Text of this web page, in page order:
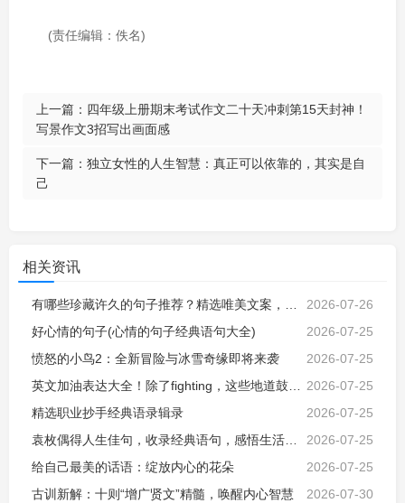
(责任编辑：佚名)
上一篇： 四年级上册期末考试作文二十天冲刺第15天封神！
写景作文3招写出画面感
下一篇： 独立女性的人生智慧：真正可以依靠的，其实是自
己
相关资讯
2026-07-26
2026-07-25
好心情的句子(心情的句子经典语句大全)
2026-07-25
愤怒的小鸟2：全新冒险与冰雪奇缘即将来袭
2026-07-25
2026-07-25
精选职业抄手经典语录辑录
2026-07-25
2026-07-25
给自己最美的话语：绽放内心的花朵
2026-07-30
古训新解：十则“增广贤文”精髓，唤醒内心智慧